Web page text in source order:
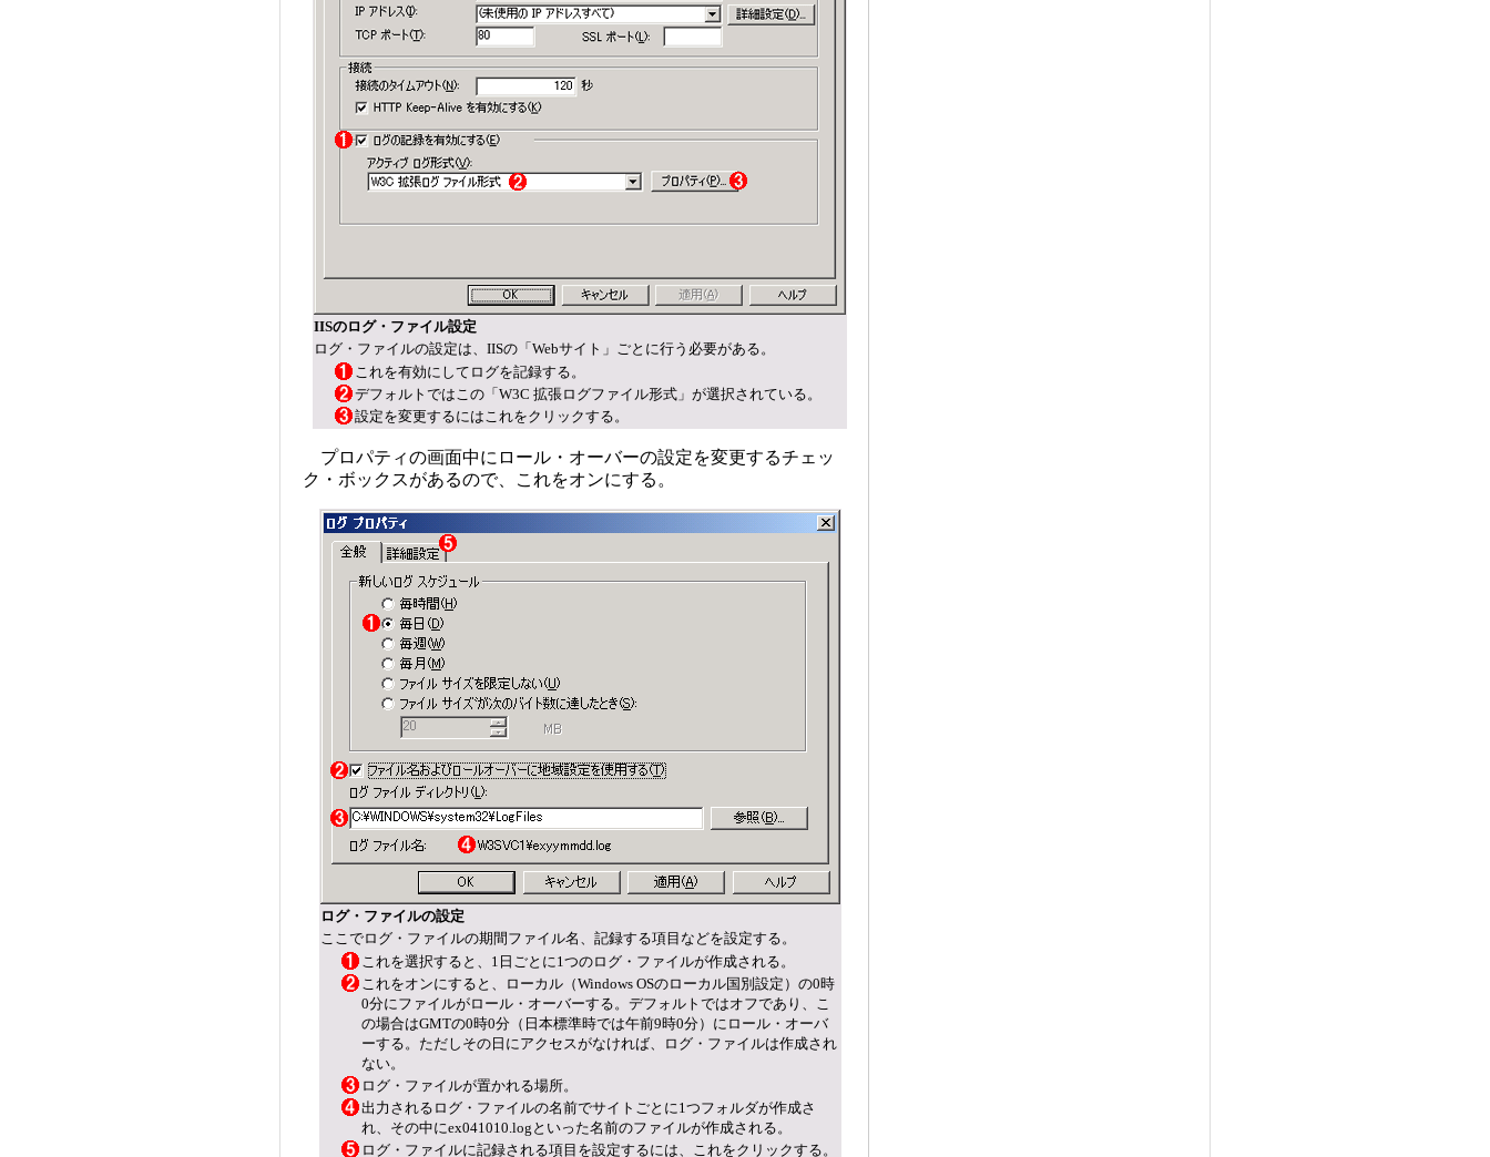
IISのログ・ファイル設定
ログ・ファイルの設定は、IISの「Webサイト」ごとに行う必要がある。
これを有効にしてログを記録する。
デフォルトではこの「W3C 拡張ログファイル形式」が選択されている。
設定を変更するにはこれをクリックする。
プロパティの画面中にロール・オーバーの設定を変更するチェッ
ク・ボックスがあるので、これをオンにする。
ログ・ファイルの設定
ここでログ・ファイルの期間ファイル名、記録する項目などを設定する。
これを選択すると、1日ごとに1つのログ・ファイルが作成される。
これをオンにすると、ローカル（Windows OSのローカル国別設定）の0時
0分にファイルがロール・オーバーする。デフォルトではオフであり、こ
の場合はGMTの0時0分（日本標準時では午前9時0分）にロール・オーバ
ーする。ただしその日にアクセスがなければ、ログ・ファイルは作成され
ない。
ログ・ファイルが置かれる場所。
出力されるログ・ファイルの名前でサイトごとに1つフォルダが作成さ
れ、その中にex041010.logといった名前のファイルが作成される。
ログ・ファイルに記録される項目を設定するには、これをクリックする。